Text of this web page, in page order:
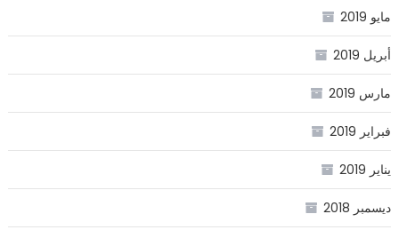
مايو 2019
أبريل 2019
مارس 2019
فبراير 2019
يناير 2019
ديسمبر 2018